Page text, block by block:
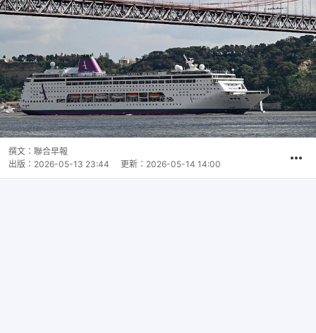
撰文： 聯合早報
出版： 2026-05-13 23:44 更新： 2026-05-14 14:00